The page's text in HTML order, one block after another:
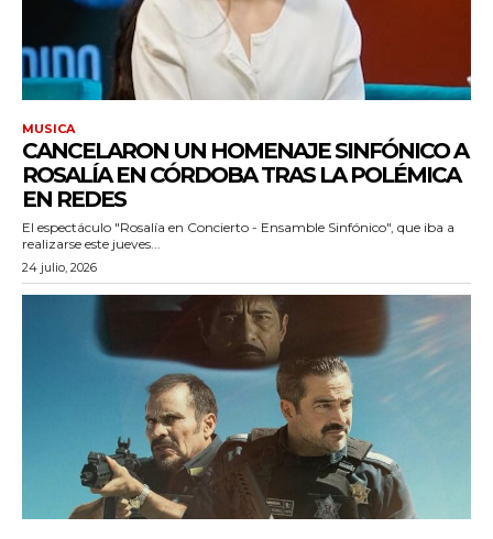
MUSICA
CANCELARON UN HOMENAJE SINFÓNICO A
ROSALÍA EN CÓRDOBA TRAS LA POLÉMICA
EN REDES
El espectáculo "Rosalía en Concierto - Ensamble Sinfónico", que iba a
realizarse este jueves...
24 julio, 2026